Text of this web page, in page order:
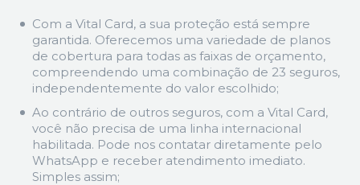
Com a Vital Card, a sua proteção está sempre
garantida. Oferecemos uma variedade de planos
de cobertura para todas as faixas de orçamento,
compreendendo uma combinação de 23 seguros,
independentemente do valor escolhido;
Ao contrário de outros seguros, com a Vital Card,
você não precisa de uma linha internacional
habilitada. Pode nos contatar diretamente pelo
WhatsApp e receber atendimento imediato.
Simples assim;